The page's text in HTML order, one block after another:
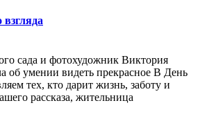
сада и фотохудожник Виктория
об умении видеть прекрасное В День
тех, кто дарит жизнь, заботу и
рассказа, жительница